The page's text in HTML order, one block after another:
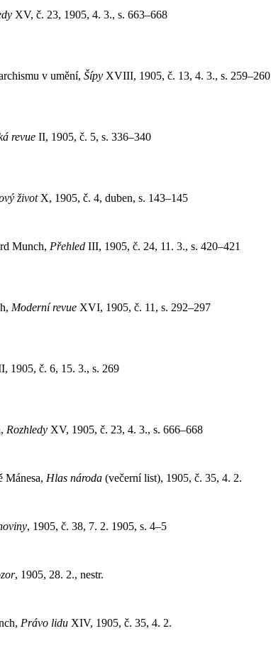
XV, č. 23, 1905, 4. 3., s. 663–668
v umění, Šípy XVIII, 1905, č. 13, 4. 3., s. 259–260
revue II, 1905, č. 5, s. 336–340
životX, 1905, č. 4, duben, s. 143–145
Munch, Přehled III, 1905, č. 24, 11. 3., s. 420–421
Moderní revue XVI, 1905, č. 11, s. 292–297
1905, č. 6, 15. 3., s. 269
Rozhledy XV, 1905, č. 23, 4. 3., s. 666–668
Mánesa, Hlas národa (večerní list), 1905, č. 35, 4. 2.
, 1905, č. 38, 7. 2. 1905, s. 4–5
, 1905, 28. 2., nestr.
Právo lidu XIV, 1905, č. 35, 4. 2.